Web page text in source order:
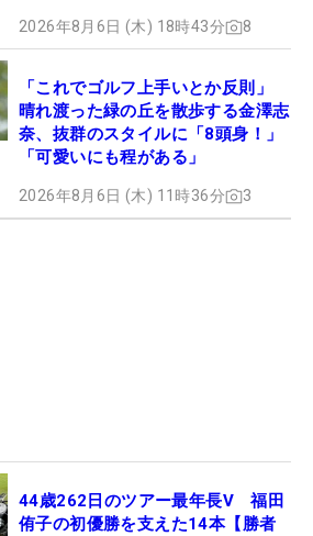
2026年8月6日 (木) 18時43分 8
「これでゴルフ上手いとか反則」
晴れ渡った緑の丘を散歩する金澤志
奈、抜群のスタイルに「8頭身！」
「可愛いにも程がある」
2026年8月6日 (木) 11時36分 3
44歳262日のツアー最年長V 福田
侑子の初優勝を支えた14本【勝者